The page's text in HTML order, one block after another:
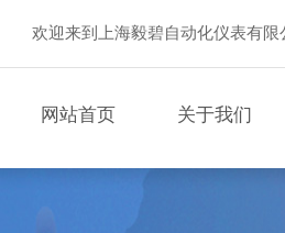
欢迎来到上海毅碧自动化仪表有限
网站首页 关于我们